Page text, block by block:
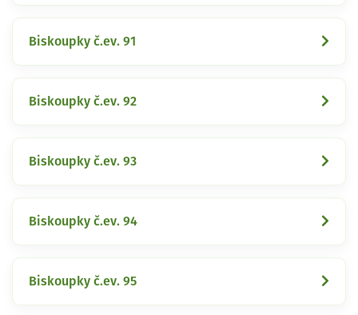
Biskoupky č.ev. 91
Biskoupky č.ev. 92
Biskoupky č.ev. 93
Biskoupky č.ev. 94
Biskoupky č.ev. 95